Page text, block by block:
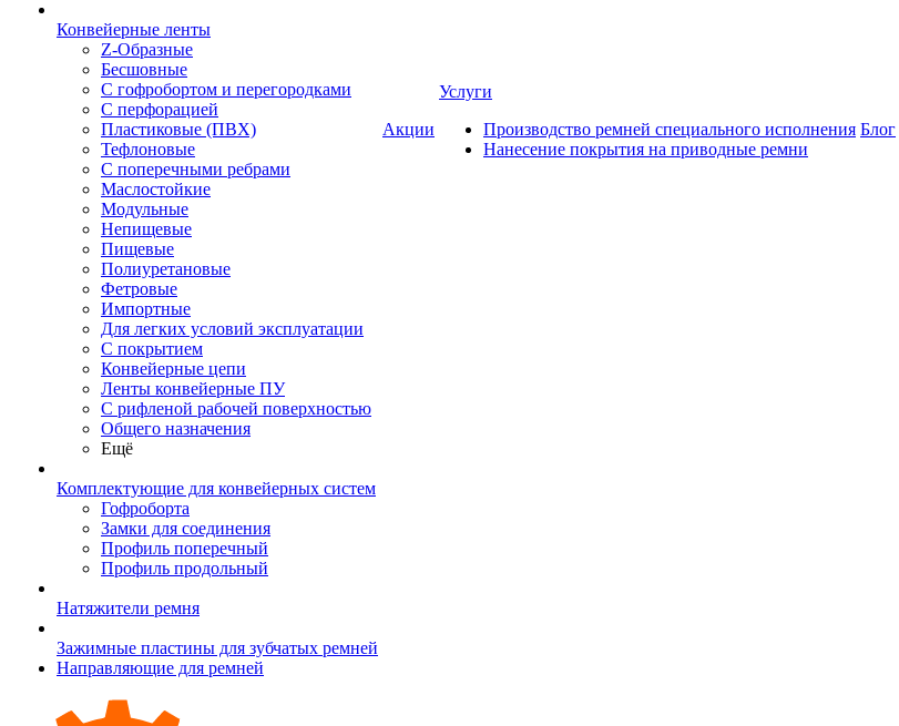
Конвейерные ленты
Z-Образные
Бесшовные
С гофробортом и перегородками
С перфорацией
Пластиковые (ПВХ)
Тефлоновые
С поперечными ребрами
Маслостойкие
Модульные
Непищевые
Пищевые
Полиуретановые
Фетровые
Импортные
Для легких условий эксплуатации
С покрытием
Конвейерные цепи
Ленты конвейерные ПУ
С рифленой рабочей поверхностью
Общего назначения
Ещё
Комплектующие для конвейерных систем
Гофроборта
Замки для соединения
Профиль поперечный
Профиль продольный
Натяжители ремня
Зажимные пластины для зубчатых ремней
Направляющие для ремней
Акции
Услуги
Производство ремней специального исполнения
Нанесение покрытия на приводные ремни
Блог